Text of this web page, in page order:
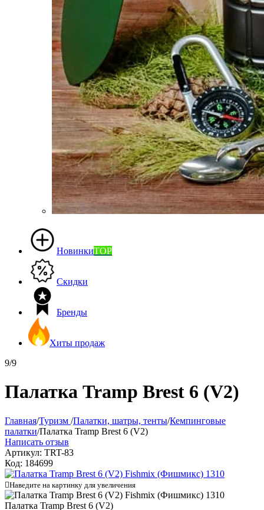
НовинкиTOP
Скидки
Бренды
Хиты продаж
9/9
Палатка Tramp Brest 6 (V2)
Главная/Туризм /Палатки, шатры, тенты/Кемпинговые
палатки/Палатка Tramp Brest 6 (V2)
Написать отзыв
Артикул: TRT-83
Код: 184699
Наведите на картинку для увеличения
Палатка Tramp Brest 6 (V2)